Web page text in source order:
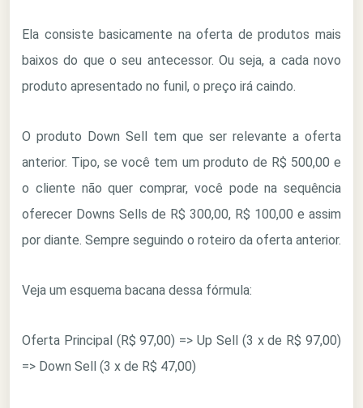
Ela consiste basicamente na oferta de produtos mais
baixos do que o seu antecessor. Ou seja, a cada novo
produto apresentado no funil, o preço irá caindo.
O produto Down Sell tem que ser relevante a oferta
anterior. Tipo, se você tem um produto de R$ 500,00 e
o cliente não quer comprar, você pode na sequência
oferecer Downs Sells de R$ 300,00, R$ 100,00 e assim
por diante. Sempre seguindo o roteiro da oferta anterior.
Veja um esquema bacana dessa fórmula:
Oferta Principal (R$ 97,00) => Up Sell (3 x de R$ 97,00)
=> Down Sell (3 x de R$ 47,00)